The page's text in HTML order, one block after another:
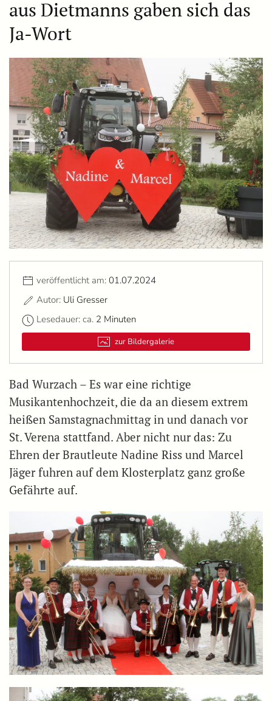
aus Dietmanns gaben sich das
Ja-Wort
veröffentlicht am: 01.07.2024
Autor: Uli Gresser
Lesedauer: ca. 2 Minuten
zur Bildergalerie
Bad Wurzach – Es war eine richtige
Musikantenhochzeit, die da an diesem extrem
heißen Samstagnachmittag in und danach vor
St. Verena stattfand. Aber nicht nur das: Zu
Ehren der Brautleute Nadine Riss und Marcel
Jäger fuhren auf dem Klosterplatz ganz große
Gefährte auf.